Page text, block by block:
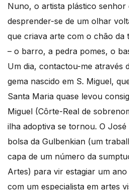
Nuno, o artista plástico senhor
desprender-se de um olhar
que criava arte com o chão da
– o barro, a pedra pomes, o
Um dia, contactou-me através
gema nascido em S. Miguel,
Santa Maria quase levou
Miguel (Côrte-Real de
ilha adoptiva se tornou. O
bolsa da Gulbenkian (um
capa de um número da
Artes) para vir estagiar um
com um especialista em artes